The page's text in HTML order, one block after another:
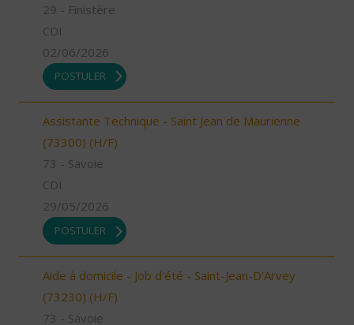
29 - Finistère
CDI
02/06/2026
POSTULER
Assistante Technique - Saint Jean de Maurienne
(73300) (H/F)
73 - Savoie
CDI
29/05/2026
POSTULER
Aide à domicile - Job d'été - Saint-Jean-D'Arvey
(73230) (H/F)
73 - Savoie